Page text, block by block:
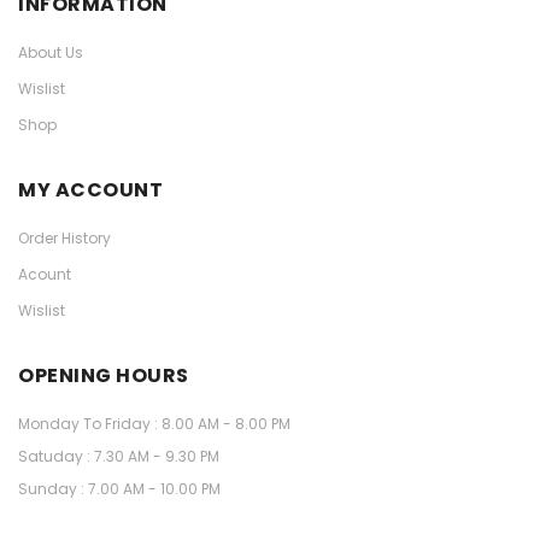
About Us
Wislist
Shop
MY ACCOUNT
Order History
Acount
Wislist
OPENING HOURS
Monday To Friday : 8.00 AM - 8.00 PM
Satuday : 7.30 AM - 9.30 PM
Sunday : 7.00 AM - 10.00 PM